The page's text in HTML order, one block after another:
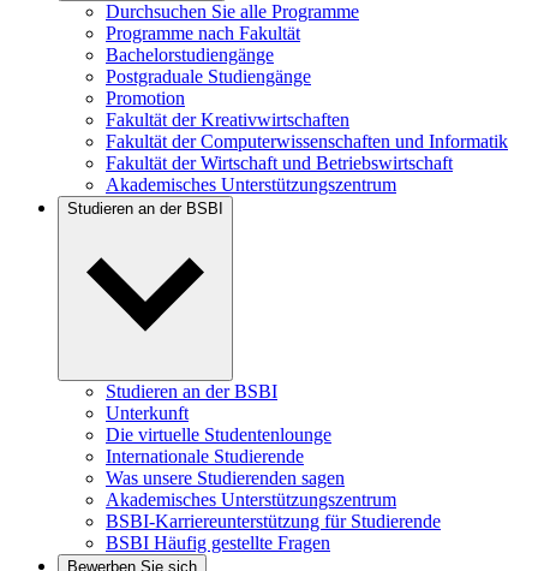
Durchsuchen Sie alle Programme
Programme nach Fakultät
Bachelorstudiengänge
Postgraduale Studiengänge
Promotion
Fakultät der Kreativwirtschaften
Fakultät der Computerwissenschaften und Informatik
Fakultät der Wirtschaft und Betriebswirtschaft
Akademisches Unterstützungszentrum
Studieren an der BSBI
Studieren an der BSBI
Unterkunft
Die virtuelle Studentenlounge
Internationale Studierende
Was unsere Studierenden sagen
Akademisches Unterstützungszentrum
BSBI-Karriereunterstützung für Studierende
BSBI Häufig gestellte Fragen
Bewerben Sie sich